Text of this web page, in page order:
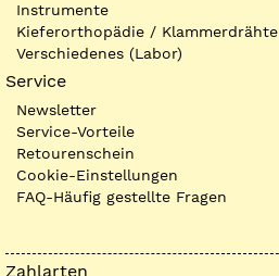
Instrumente
Kieferorthopädie / Klammerdrähte
Verschiedenes (Labor)
Service
Newsletter
Service-Vorteile
Retourenschein
Cookie-Einstellungen
FAQ-Häufig gestellte Fragen
Zahlarten